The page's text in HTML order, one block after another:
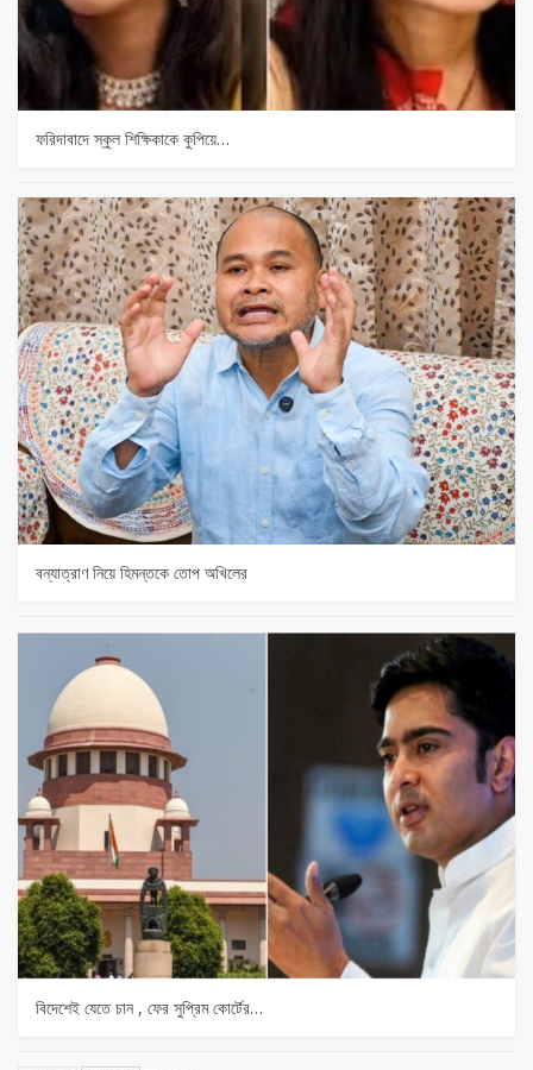
ফরিদাবাদে স্কুল শিক্ষিকাকে কুপিয়ে…
বন্যাত্রাণ নিয়ে হিমন্তকে তোপ অখিলের
বিদেশেই যেতে চান , ফের সুপ্রিম কোর্টের…